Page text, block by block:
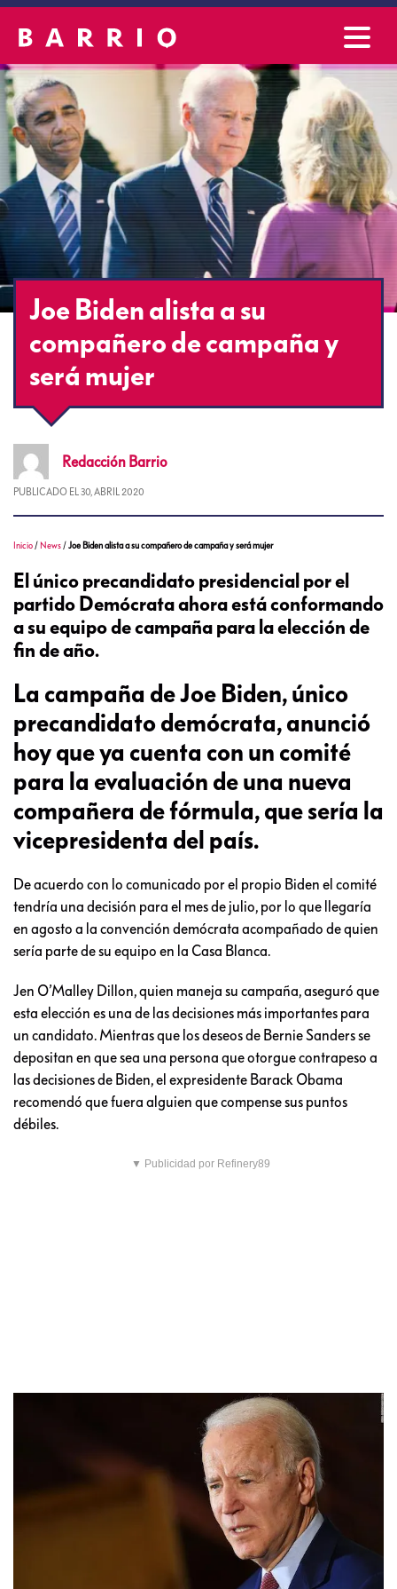
Joe Biden alista a su
compañero de campaña y
será mujer
Redacción Barrio
PUBLICADO EL 30, ABRIL 2020
Inicio / News /Joe Biden alista a su compañero de campaña y será mujer
El único precandidato presidencial por el
partido Demócrata ahora está conformando
a su equipo de campaña para la elección de
fin de año.
La campaña de Joe Biden, único
precandidato demócrata, anunció
hoy que ya cuenta con un comité
para la evaluación de una nueva
compañera de fórmula, que sería la
vicepresidenta del país.
De acuerdo con lo comunicado por el propio Biden el comité
tendría una decisión para el mes de julio, por lo que llegaría
en agosto a la convención demócrata acompañado de quien
sería parte de su equipo en la Casa Blanca.
Jen O’Malley Dillon, quien maneja su campaña, aseguró que
esta elección es una de las decisiones más importantes para
un candidato. Mientras que los deseos de Bernie Sanders se
depositan en que sea una persona que otorgue contrapeso a
las decisiones de Biden, el expresidente Barack Obama
recomendó que fuera alguien que compense sus puntos
débiles.
▼ Publicidad por Refinery89